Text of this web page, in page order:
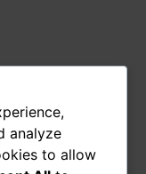
analyze
to allow